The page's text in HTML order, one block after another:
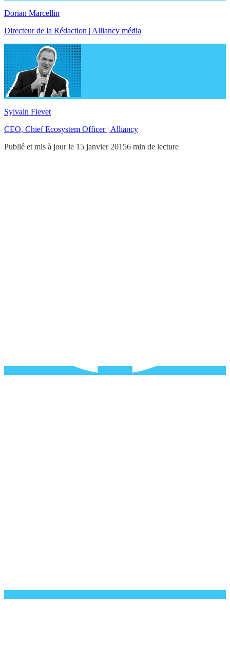
Dorian Marcellin
Directeur de la Rédaction | Alliancy média
Sylvain Fievet
CEO, Chief Ecosystem Officer | Alliancy
Publié et mis à jour le 15 janvier 20156 min de lecture